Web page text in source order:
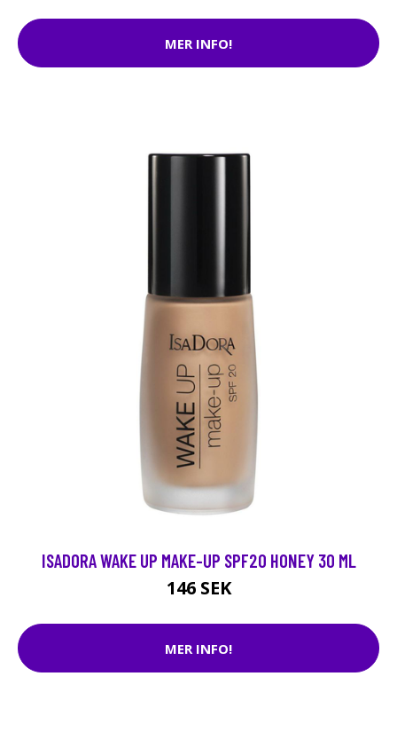
MER INFO!
ISADORA WAKE UP MAKE-UP SPF20 HONEY 30 ML
146 SEK
MER INFO!